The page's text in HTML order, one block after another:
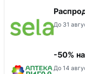
До 31
-50%
До 14